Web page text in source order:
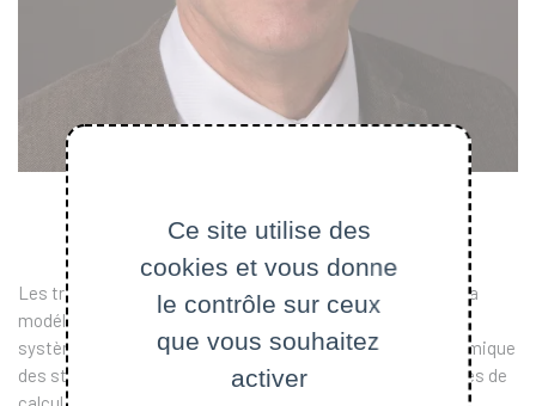
Les travaux de recherche de Patrick Le Tallec portent sur la
modélisation numérique de phénomènes physiques ou de
systèmes industriels. Ils concernent en particulier la dynamique
des structures, l’interaction fluide structure, les techniques de
Ce site utilise des
cookies et vous donne
le contrôle sur ceux
que vous souhaitez
activer